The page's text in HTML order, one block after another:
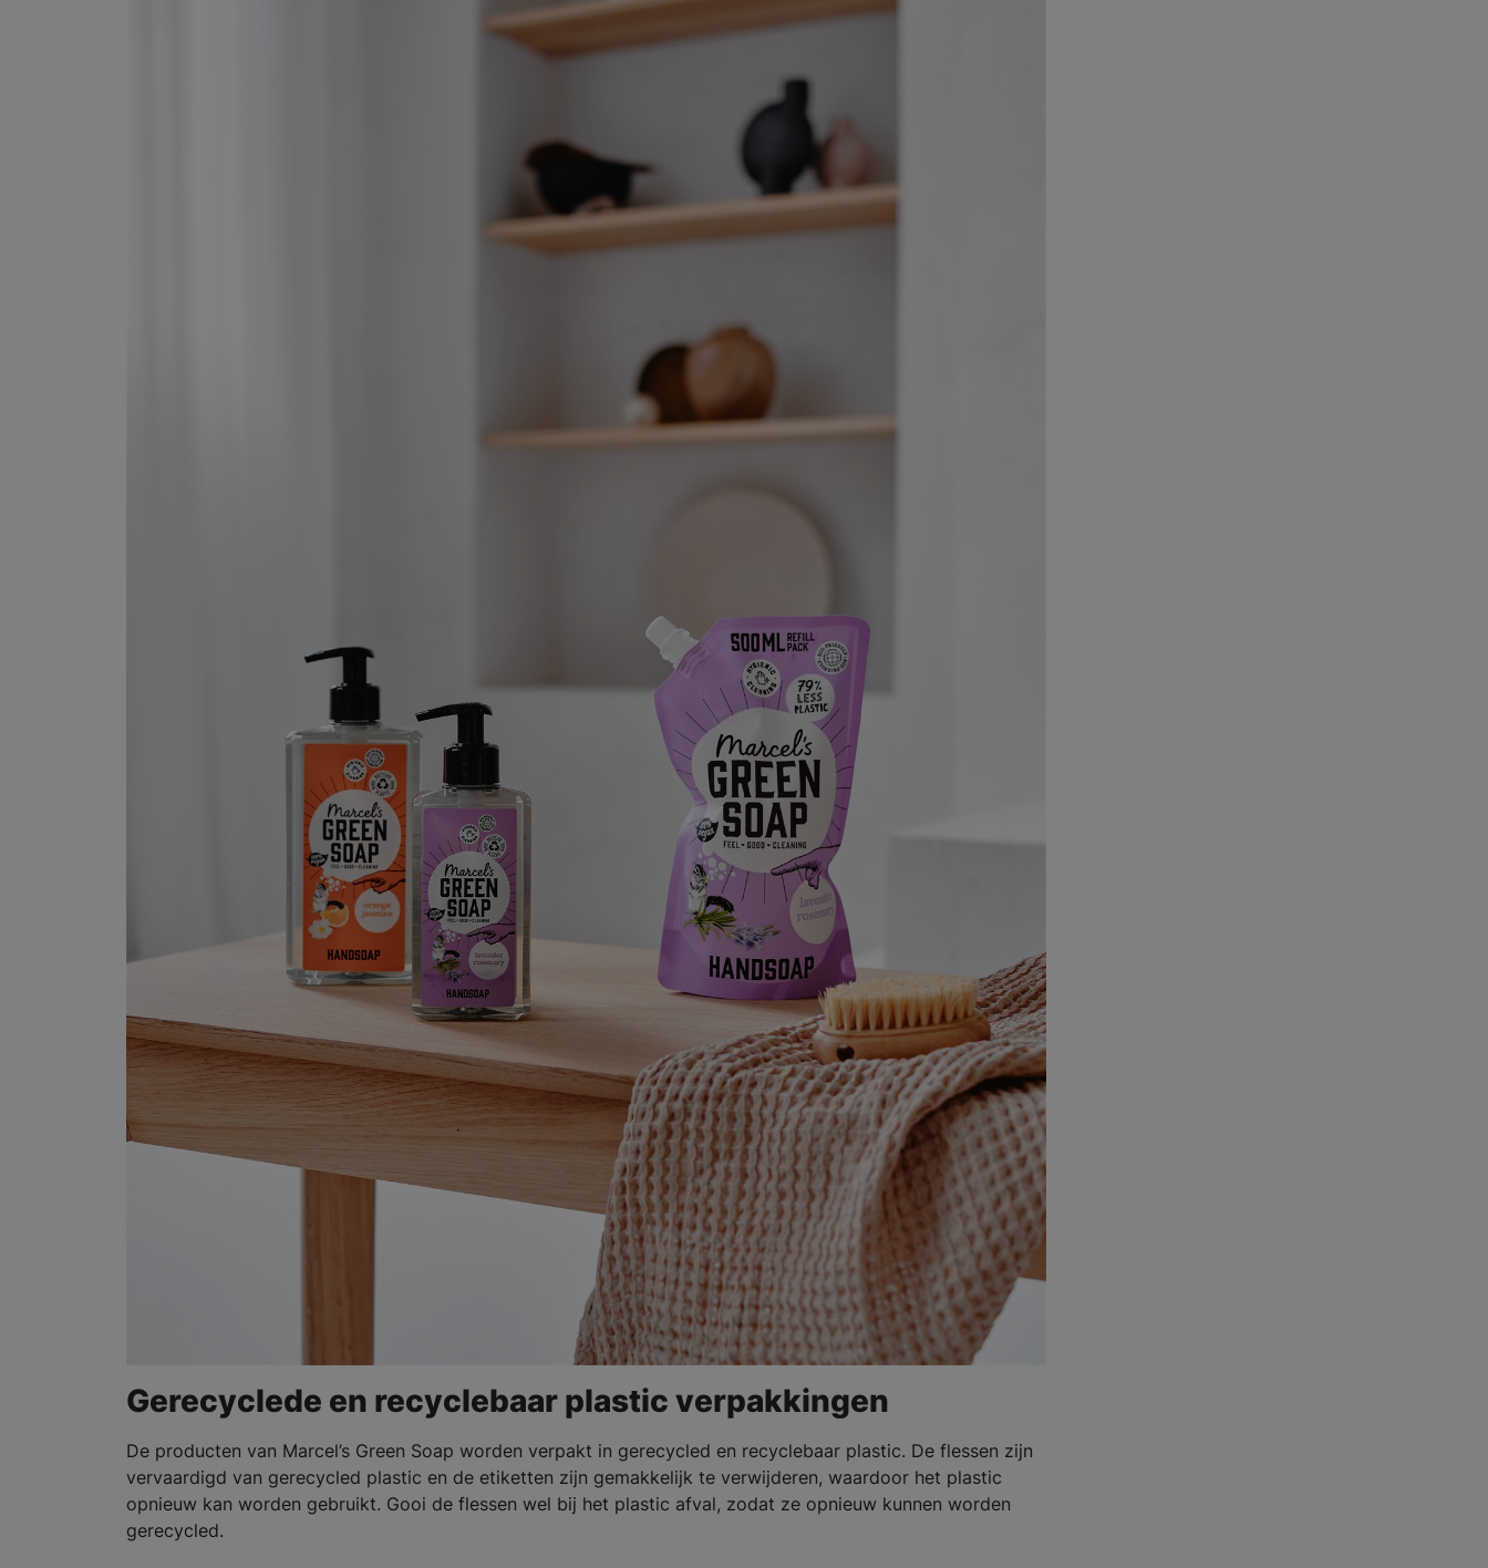
Gerecyclede en recyclebaar plastic verpakkingen
De producten van Marcel’s Green Soap worden verpakt in gerecycled en recyclebaar plastic. De flessen zijn
vervaardigd van gerecycled plastic en de etiketten zijn gemakkelijk te verwijderen, waardoor het plastic
opnieuw kan worden gebruikt. Gooi de flessen wel bij het plastic afval, zodat ze opnieuw kunnen worden
gerecycled.